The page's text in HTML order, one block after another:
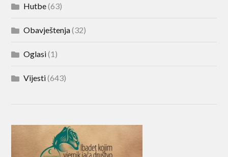
Hutbe(63)
Obavještenja(32)
Oglasi(1)
Vijesti(643)